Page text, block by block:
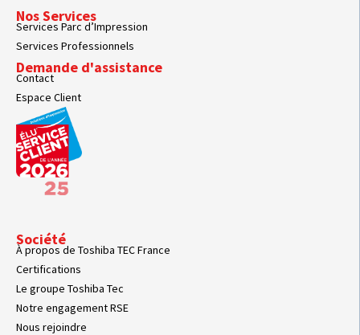
Nos Services
Services Parc d’Impression
Services Professionnels
Demande d'assistance
Contact
Espace Client
Société
À propos de Toshiba TEC France
Certifications
Le groupe Toshiba Tec
Notre engagement RSE
Nous rejoindre